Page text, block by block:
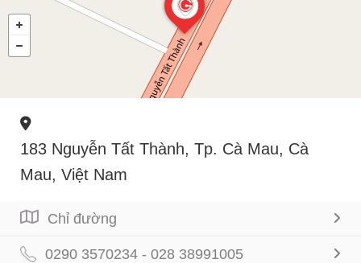
183 Nguyễn Tất Thành, Tp. Cà Mau, Cà
Mau, Việt Nam
Chỉ đường
0290 3570234 - 028 38991005